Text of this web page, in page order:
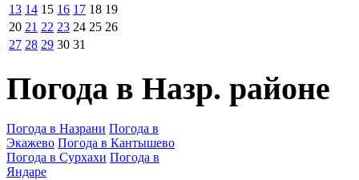
13 14 15 16 17 18 19
20 21 22 23 24 25 26
27 28 29 30 31
Погода в Назр. районе
Погода в Назрани Погода в
Экажево Погода в Кантышево
Погода в Сурхахи Погода в
Яндаре